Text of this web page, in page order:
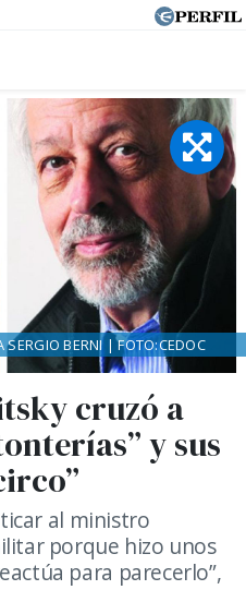
cruzó a
y sus
al ministro
porque hizo unos
para parecerlo”,
SERGIO BERNI | FOTO:CEDOC